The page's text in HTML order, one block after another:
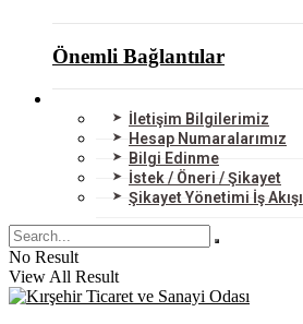
Önemli Bağlantılar
İletişim Bilgilerimiz
Hesap Numaralarımız
Bilgi Edinme
İstek / Öneri / Şikayet
Şikayet Yönetimi İş Akışı
No Result
View All Result